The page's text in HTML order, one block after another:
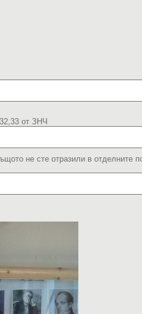
от ЗНЧ
не сте отразили в отделните